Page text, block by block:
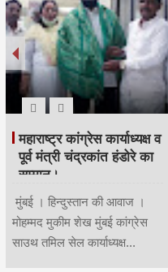
महाराष्ट्र कांग्रेस कार्याध्यक्ष व
पूर्व मंत्री चंद्रकांत हंडोरे का
सम्मान।
मुंबई । हिन्दुस्तान की आवाज ।
मोहम्मद मुकीम शेख मुंबई कांग्रेस
साउथ तमिल सेल कार्याध्यक्ष...